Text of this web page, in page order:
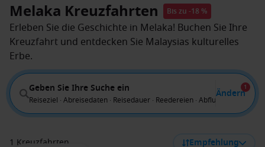
Melaka Kreuzfahrten Bis zu -18 %
Erleben Sie die Geschichte in Melaka! Buchen Sie Ihre
Kreuzfahrt und entdecken Sie Malaysias kulturelles
Erbe.
Geben Sie Ihre Suche ein
Reiseziel · Abreisedaten · Reisedauer · Reedereien · Abflug von
Ändern
1
1 Kreuzfahrten Empfehlung